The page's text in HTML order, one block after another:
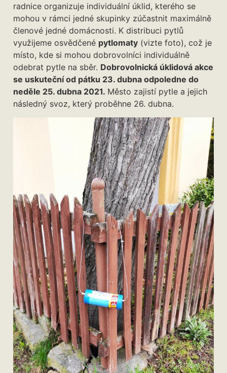
radnice organizuje individuální úklid, kterého se
mohou v rámci jedné skupinky zúčastnit maximálně
členové jedné domácnosti. K distribuci pytlů
využijeme osvědčené pytlomaty (vizte foto), což je
místo, kde si mohou dobrovolníci individuálně
odebrat pytle na sběr. Dobrovolnická úklidová akce
se uskutečníod pátku 23. dubna odpoledne do
neděle 25. dubna 2021. Město zajistí pytle a jejich
následný svoz, který proběhne 26. dubna.